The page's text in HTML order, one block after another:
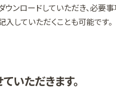
ンロードしていただき、必要
していただくことも可能です。
いただきます。